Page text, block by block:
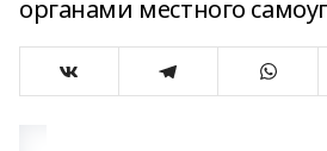
органами местного